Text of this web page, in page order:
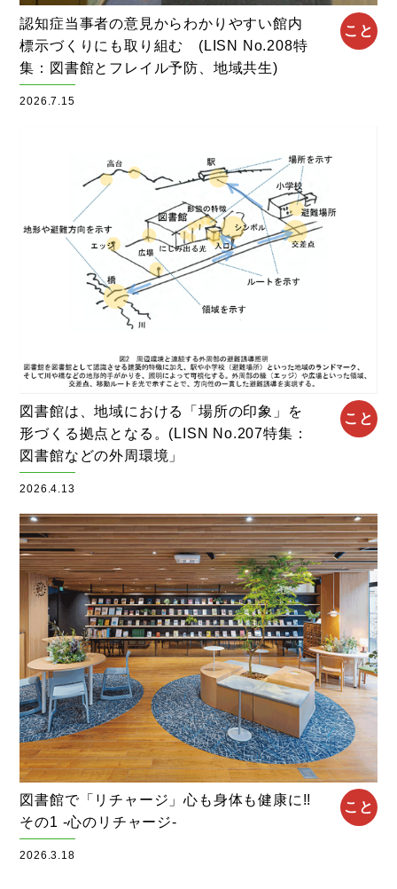
認知症当事者の意見からわかりやすい館内
標示づくりにも取り組む (LISN No.208特
集：図書館とフレイル予防、地域共生)
2026.7.15
こと
図書館は、地域における「場所の印象」を
形づくる拠点となる。(LISN No.207特集：
図書館などの外周環境」
2026.4.13
こと
図書館で「リチャージ」心も身体も健康に!!
その1 -心のリチャージ-
2026.3.18
こと